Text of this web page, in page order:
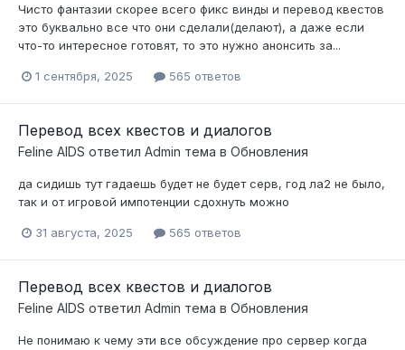
Чисто фантазии скорее всего фикс винды и перевод квестов
это буквально все что они сделали(делают), а даже если
что-то интересное готовят, то это нужно анонсить за...
1 сентября, 2025 565 ответов
Перевод всех квестов и диалогов
Feline AIDS ответил Admin тема в Обновления
да сидишь тут гадаешь будет не будет серв, год ла2 не было,
так и от игровой импотенции сдохнуть можно
31 августа, 2025 565 ответов
Перевод всех квестов и диалогов
Feline AIDS ответил Admin тема в Обновления
Не понимаю к чему эти все обсуждение про сервер когда